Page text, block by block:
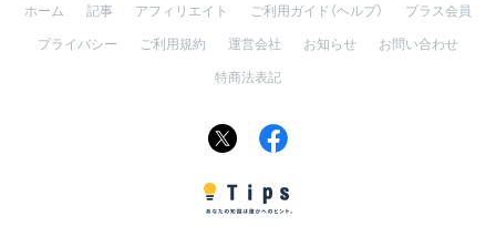
ホーム 記事 アフィリエイト ご利用ガイド（ヘルプ）
プラス会員
プライバシー
ご利用規約 運営会社 お知らせ
お問い合わせ
特商法表記